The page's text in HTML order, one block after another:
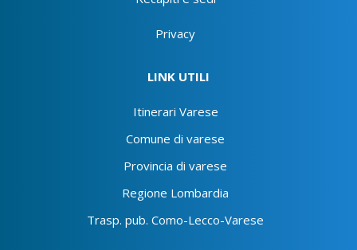
Privacy
LINK UTILI
Itinerari Varese
Comune di varese
Provincia di varese
Regione Lombardia
Trasp. pub. Como-Lecco-Varese